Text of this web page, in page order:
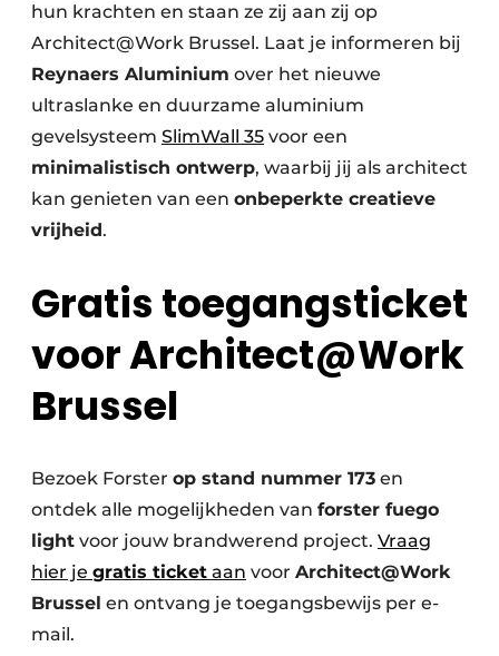
hun krachten en staan ze zij aan zij op
Architect@Work Brussel. Laat je informeren bij
Reynaers Aluminium over het nieuwe
ultraslanke en duurzame aluminium
gevelsysteem SlimWall 35 voor een
minimalistisch ontwerp, waarbij jij als architect
kan genieten van een onbeperkte creatieve
vrijheid.
Gratis toegangsticket
voor Architect@Work
Brussel
Bezoek Forster op stand nummer 173 en
ontdek alle mogelijkheden van forster fuego
light voor jouw brandwerend project. Vraag
hier je gratis ticket aan voor Architect@Work
Brussel en ontvang je toegangsbewijs per e-
mail.